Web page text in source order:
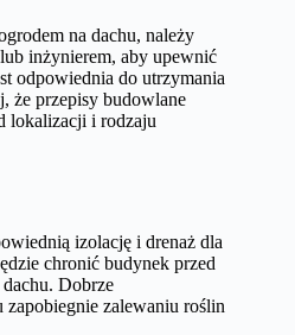
na dachu, należy
inżynierem, aby upewnić
odpowiednia do utrzymania
że przepisy budowlane
lokalizacji i rodzaju
izolację i drenaż dla
chronić budynek przed
Dobrze
zapobiegnie zalewaniu roślin